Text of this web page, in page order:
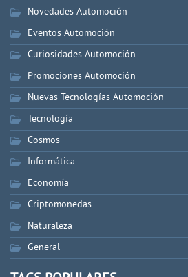
Novedades Automoción
Eventos Automoción
Curiosidades Automoción
Promociones Automoción
Nuevas Tecnologías Automoción
Tecnología
Cosmos
Informática
Economía
Criptomonedas
Naturaleza
General